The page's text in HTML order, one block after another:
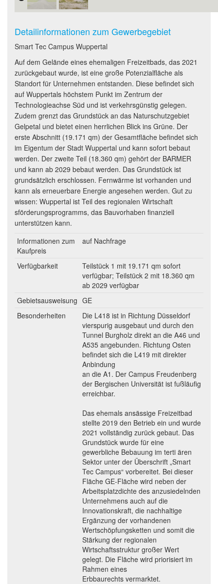
Detailinformationen zum Gewerbegebiet
Smart Tec Campus Wuppertal
Auf dem Gelände eines ehemaligen Freizeitbads, das 2021
zurückgebaut wurde, ist eine große Potenzialfläche als
Standort für Unternehmen entstanden. Diese befindet sich
auf Wuppertals höchstem Punkt im Zentrum der
Technologieachse Süd und ist verkehrsgünstig gelegen.
Zudem grenzt das Grundstück an das Naturschutzgebiet
Gelpetal und bietet einen herrlichen Blick ins Grüne. Der
erste Abschnitt (19.171 qm) der Gesamtfläche befindet sich
im Eigentum der Stadt Wuppertal und kann sofort bebaut
werden. Der zweite Teil (18.360 qm) gehört der BARMER
und kann ab 2029 bebaut werden. Das Grundstück ist
grundsätzlich erschlossen. Fernwärme ist vorhanden und
kann als erneuerbare Energie angesehen werden. Gut zu
wissen: Wuppertal ist Teil des regionalen Wirtschaft
sförderungsprogramms, das Bauvorhaben finanziell
unterstützen kann.
Informationen zum
Kaufpreis
auf Nachfrage
Verfügbarkeit
Teilstück 1 mit 19.171 qm sofort
verfügbar; Teilstück 2 mit 18.360 qm
ab 2029 verfügbar
Gebietsausweisung GE
Besonderheiten
Die L418 ist in Richtung Düsseldorf
vierspurig ausgebaut und durch den
Tunnel Burgholz direkt an die A46 und
A535 angebunden. Richtung Osten
befindet sich die L419 mit direkter
Anbindung
an die A1. Der Campus Freudenberg
der Bergischen Universität ist fußläufig
erreichbar.
Das ehemals ansässige Freizeitbad
stellte 2019 den Betrieb ein und wurde
2021 vollständig zurück gebaut. Das
Grundstück wurde für eine
gewerbliche Bebauung im terti ären
Sektor unter der Überschrift „Smart
Tec Campus“ vorbereitet. Bei dieser
Fläche GE-Fläche wird neben der
Arbeitsplatzdichte des anzusiedelnden
Unternehmens auch auf die
Innovationskraft, die nachhaltige
Ergänzung der vorhandenen
Wertschöpfungsketten und somit die
Stärkung der regionalen
Wirtschaftsstruktur großer Wert
gelegt. Die Fläche wird priorisiert im
Rahmen eines
Erbbaurechts vermarktet.